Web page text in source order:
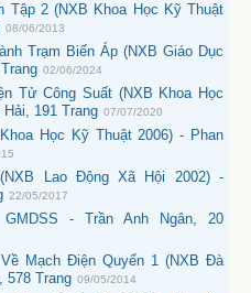
Tập 2 (NXB Khoa Học Kỹ Thuật
08/06/2013
Trạm Biến Áp (NXB Giáo Dục
02/06/2024
Tử Công Suất (NXB Khoa Học
191 Trang 07/07/2020
Học Kỹ Thuật 2006) - Phan
Lao Động Xã Hội 2002) -
22/05/2017
- Trần Anh Ngân, 20
Mạch Điện Quyển 1 (NXB Đà
578 Trang 09/05/2014